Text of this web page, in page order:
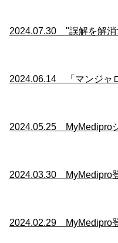
​​2024.07.30 "誤解を解消
​​2024.06.14 「マンジャ
​​2024.05.25 MyMedipro
​​2024.03.30 MyMedipro
​​2024.02.29 MyMedipro